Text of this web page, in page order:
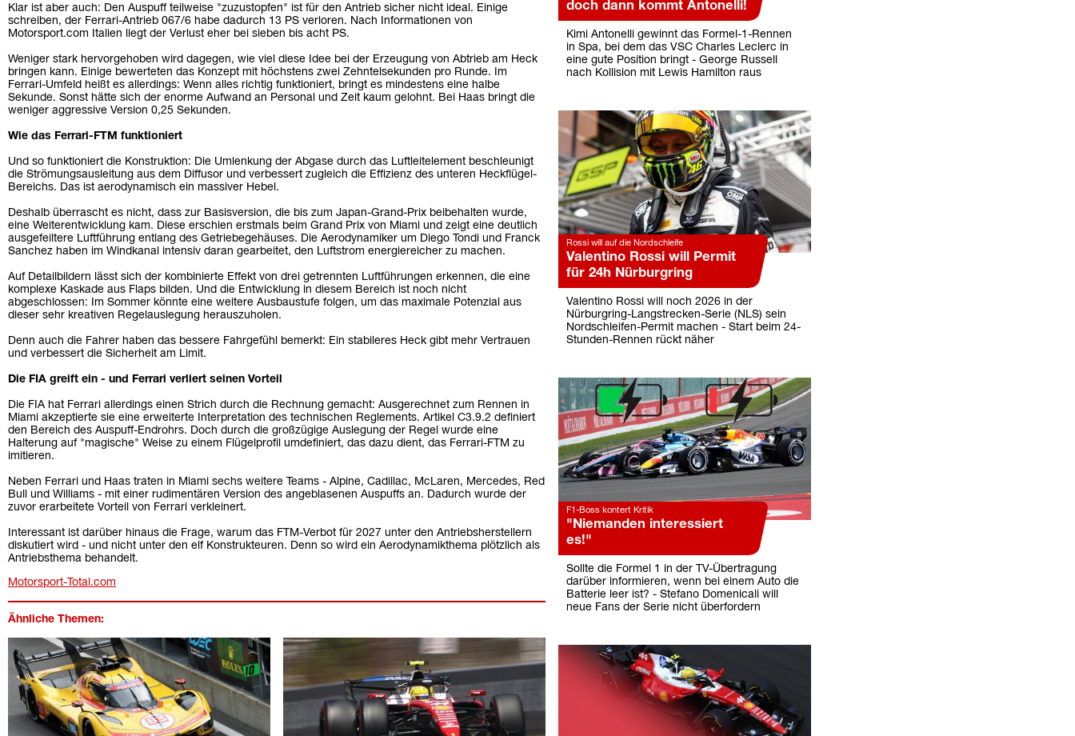
Klar ist aber auch: Den Auspuff teilweise "zuzustopfen" ist für den Antrieb sicher nicht ideal. Einige
schreiben, der Ferrari-Antrieb 067/6 habe dadurch 13 PS verloren. Nach Informationen von
Motorsport.com Italien liegt der Verlust eher bei sieben bis acht PS.
Weniger stark hervorgehoben wird dagegen, wie viel diese Idee bei der Erzeugung von Abtrieb am Heck
bringen kann. Einige bewerteten das Konzept mit höchstens zwei Zehntelsekunden pro Runde. Im
Ferrari-Umfeld heißt es allerdings: Wenn alles richtig funktioniert, bringt es mindestens eine halbe
Sekunde. Sonst hätte sich der enorme Aufwand an Personal und Zeit kaum gelohnt. Bei Haas bringt die
weniger aggressive Version 0,25 Sekunden.
Wie das Ferrari-FTM funktioniert
Und so funktioniert die Konstruktion: Die Umlenkung der Abgase durch das Luftleitelement beschleunigt
die Strömungsausleitung aus dem Diffusor und verbessert zugleich die Effizienz des unteren Heckflügel-
Bereichs. Das ist aerodynamisch ein massiver Hebel.
Deshalb überrascht es nicht, dass zur Basisversion, die bis zum Japan-Grand-Prix beibehalten wurde,
eine Weiterentwicklung kam. Diese erschien erstmals beim Grand Prix von Miami und zeigt eine deutlich
ausgefeiltere Luftführung entlang des Getriebegehäuses. Die Aerodynamiker um Diego Tondi und Franck
Sanchez haben im Windkanal intensiv daran gearbeitet, den Luftstrom energiereicher zu machen.
Auf Detailbildern lässt sich der kombinierte Effekt von drei getrennten Luftführungen erkennen, die eine
komplexe Kaskade aus Flaps bilden. Und die Entwicklung in diesem Bereich ist noch nicht
abgeschlossen: Im Sommer könnte eine weitere Ausbaustufe folgen, um das maximale Potenzial aus
dieser sehr kreativen Regelauslegung herauszuholen.
Denn auch die Fahrer haben das bessere Fahrgefühl bemerkt: Ein stabileres Heck gibt mehr Vertrauen
und verbessert die Sicherheit am Limit.
Die FIA greift ein - und Ferrari verliert seinen Vorteil
Die FIA hat Ferrari allerdings einen Strich durch die Rechnung gemacht: Ausgerechnet zum Rennen in
Miami akzeptierte sie eine erweiterte Interpretation des technischen Reglements. Artikel C3.9.2 definiert
den Bereich des Auspuff-Endrohrs. Doch durch die großzügige Auslegung der Regel wurde eine
Halterung auf "magische" Weise zu einem Flügelprofil umdefiniert, das dazu dient, das Ferrari-FTM zu
imitieren.
Neben Ferrari und Haas traten in Miami sechs weitere Teams - Alpine, Cadillac, McLaren, Mercedes, Red
Bull und Williams - mit einer rudimentären Version des angeblasenen Auspuffs an. Dadurch wurde der
zuvor erarbeitete Vorteil von Ferrari verkleinert.
Interessant ist darüber hinaus die Frage, warum das FTM-Verbot für 2027 unter den Antriebsherstellern
diskutiert wird - und nicht unter den elf Konstrukteuren. Denn so wird ein Aerodynamikthema plötzlich als
Antriebsthema behandelt.
Motorsport-Total.com
Ähnliche Themen:
doch dann kommt Antonelli!
Kimi Antonelli gewinnt das Formel-1-Rennen
in Spa, bei dem das VSC Charles Leclerc in
eine gute Position bringt - George Russell
nach Kollision mit Lewis Hamilton raus
Rossi will auf die Nordschleife
Valentino Rossi will Permit
für 24h Nürburgring
Valentino Rossi will noch 2026 in der
Nürburgring-Langstrecken-Serie (NLS) sein
Nordschleifen-Permit machen - Start beim 24-
Stunden-Rennen rückt näher
F1-Boss kontert Kritik
"Niemanden interessiert
es!"
Sollte die Formel 1 in der TV-Übertragung
darüber informieren, wenn bei einem Auto die
Batterie leer ist? - Stefano Domenicali will
neue Fans der Serie nicht überfordern